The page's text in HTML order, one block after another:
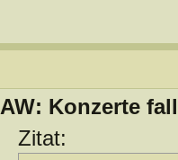
AW: Konzerte
Zitat: